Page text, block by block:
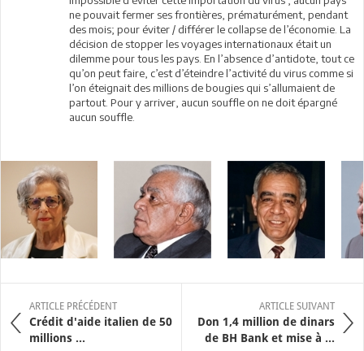
ne pouvait fermer ses frontières, prématurément, pendant
des mois; pour éviter / différer le collapse de l’économie. La
décision de stopper les voyages internationaux était un
dilemme pour tous les pays. En l’absence d’antidote, tout ce
qu’on peut faire, c’est d’éteindre l’activité du virus comme si
l’on éteignait des millions de bougies qui s’allumaient de
partout. Pour y arriver, aucun souffle on ne doit épargné
aucun souffle.
ARTICLE PRÉCÉDENT
Crédit d'aide italien de 50
millions ...
ARTICLE SUIVANT
Don 1,4 million de dinars
de BH Bank et mise à ...